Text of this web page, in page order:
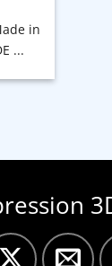
in
...